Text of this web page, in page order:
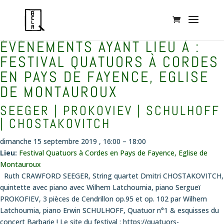
ÉVÉNEMENTS AYANT LIEU À :
FESTIVAL QUATUORS À CORDES
EN PAYS DE FAYENCE, EGLISE
DE MONTAUROUX
SEEGER | PROKOVIEV | SCHULHOFF
| CHOSTAKOVITCH
dimanche 15 septembre 2019 , 16:00 – 18:00
Lieu: Festival Quatuors à Cordes en Pays de Fayence, Eglise de
Montauroux
Ruth CRAWFORD SEEGER, String quartet Dmitri CHOSTAKOVITCH,
quintette avec piano avec Wilhem Latchoumia, piano Sergueï
PROKOFIEV, 3 pièces de Cendrillon op.95 et op. 102 par Wilhem
Latchoumia, piano Erwin SCHULHOFF, Quatuor n°1 & esquisses du
concert Barbarie ! Le site du festival : https://quatuors-